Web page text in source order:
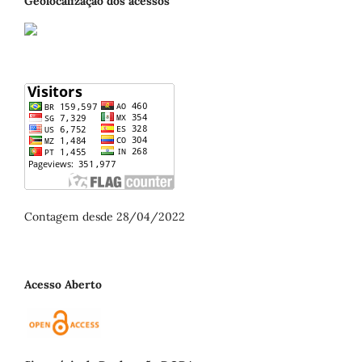
Contagem desde 28/04/2022
Acesso Aberto